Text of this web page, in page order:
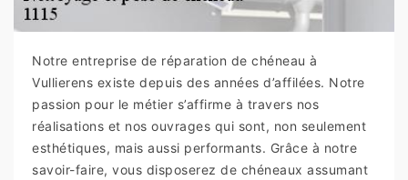
Notre entreprise de réparation de chéneau à
Vullierens existe depuis des années d’affilées. Notre
passion pour le métier s’affirme à travers nos
réalisations et nos ouvrages qui sont, non seulement
esthétiques, mais aussi performants. Grâce à notre
savoir-faire, vous disposerez de chéneaux assumant